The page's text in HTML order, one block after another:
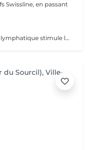
Swissline, en passant
Massage doux et profond le drainage lymphatique stimule la circulation, aide à éliminer les rétentions d'eau et réduit les gonflements. Idéal pour se détoxifier, soulager les jambes lourdes, les tensions et la fatigue, ce soin laisse le corps plus léger, détendu et la peau visiblement plus éclatante.